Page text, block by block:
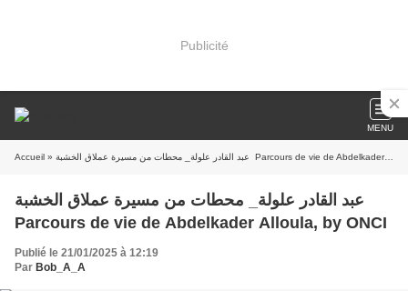
Publicité
MENU
Accueil » عبد القادر علولة_ محطات من مسيرة عملاق الخشبة Parcours de vie de Abdelkader Alloula, by ONCI
عبد القادر علولة_ محطات من مسيرة عملاق الخشبة
Parcours de vie de Abdelkader Alloula, by ONCI
Publié le 21/01/2025 à 12:19
Par Bob_A_A